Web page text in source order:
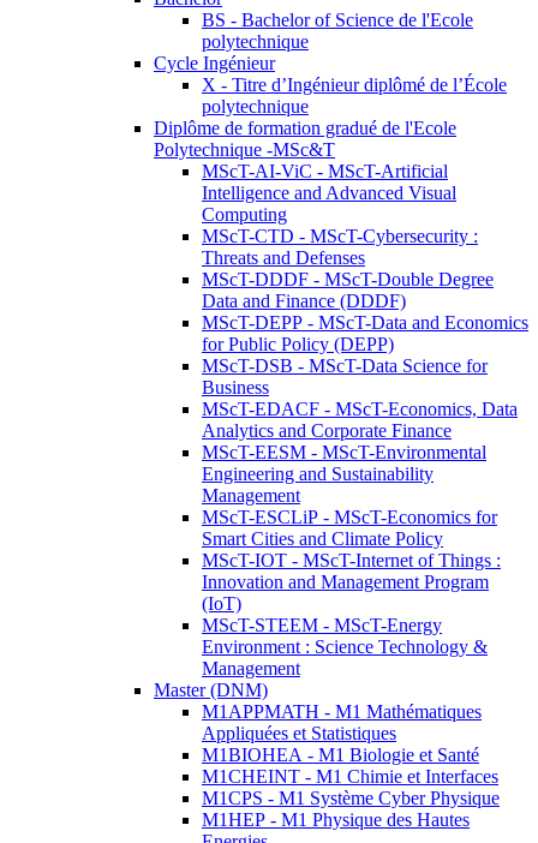
BS - Bachelor of Science de l'Ecole
polytechnique
Cycle Ingénieur
X - Titre d’Ingénieur diplômé de l’École
polytechnique
Diplôme de formation gradué de l'Ecole
Polytechnique -MSc&T
MScT-AI-ViC - MScT-Artificial
Intelligence and Advanced Visual
Computing
MScT-CTD - MScT-Cybersecurity :
Threats and Defenses
MScT-DDDF - MScT-Double Degree
Data and Finance (DDDF)
MScT-DEPP - MScT-Data and Economics
for Public Policy (DEPP)
MScT-DSB - MScT-Data Science for
Business
MScT-EDACF - MScT-Economics, Data
Analytics and Corporate Finance
MScT-EESM - MScT-Environmental
Engineering and Sustainability
Management
MScT-ESCLiP - MScT-Economics for
Smart Cities and Climate Policy
MScT-IOT - MScT-Internet of Things :
Innovation and Management Program
(IoT)
MScT-STEEM - MScT-Energy
Environment : Science Technology &
Management
Master (DNM)
M1APPMATH - M1 Mathématiques
Appliquées et Statistiques
M1BIOHEA - M1 Biologie et Santé
M1CHEINT - M1 Chimie et Interfaces
M1CPS - M1 Système Cyber Physique
M1HEP - M1 Physique des Hautes